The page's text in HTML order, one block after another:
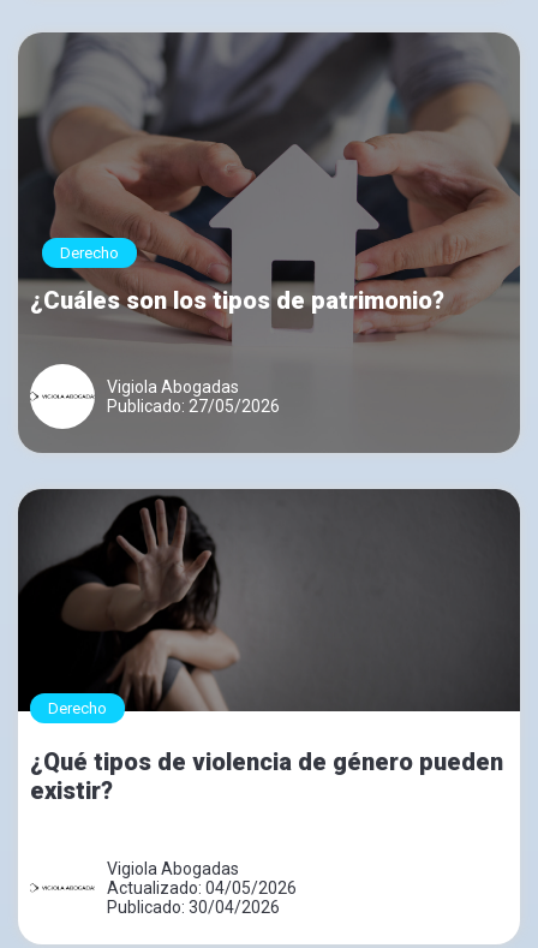
Derecho
¿Cuáles son los tipos de patrimonio?
Vigiola Abogadas
Publicado: 27/05/2026
Derecho
¿Qué tipos de violencia de género pueden
existir?
Vigiola Abogadas
Actualizado: 04/05/2026
Publicado: 30/04/2026